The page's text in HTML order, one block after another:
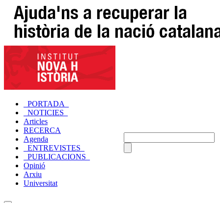
_PORTADA_
_NOTICIES_
Articles
RECERCA
Agenda
_ENTREVISTES_
_PUBLICACIONS_
Opinió
Arxiu
Universitat